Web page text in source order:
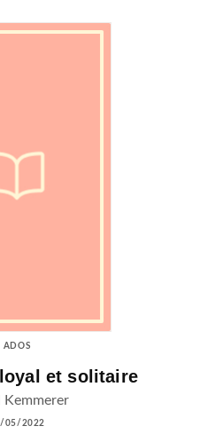
ADOS
et solitaire
Kemmerer
05/2022